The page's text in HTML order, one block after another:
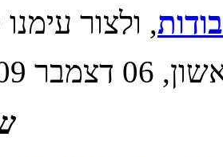
, ולצור
19:47)